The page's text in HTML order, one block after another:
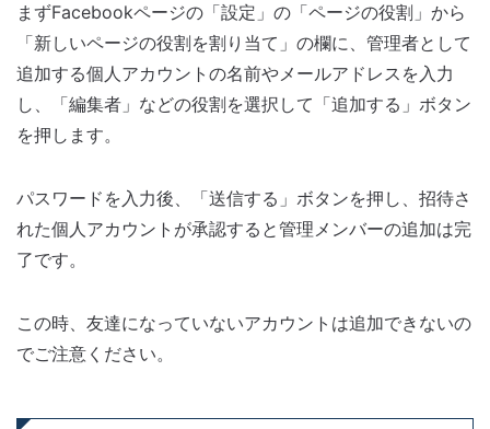
まずFacebookページの「設定」の「ページの役割」から
「新しいページの役割を割り当て」の欄に、管理者として
追加する個人アカウントの名前やメールアドレスを入力
し、「編集者」などの役割を選択して「追加する」ボタン
を押します。
パスワードを入力後、「送信する」ボタンを押し、招待さ
れた個人アカウントが承認すると管理メンバーの追加は完
了です。
この時、友達になっていないアカウントは追加できないの
でご注意ください。